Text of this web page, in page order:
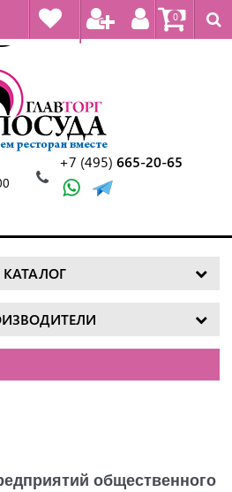
0
+7 (495) 665-20-65
КАТАЛОГ
общественного